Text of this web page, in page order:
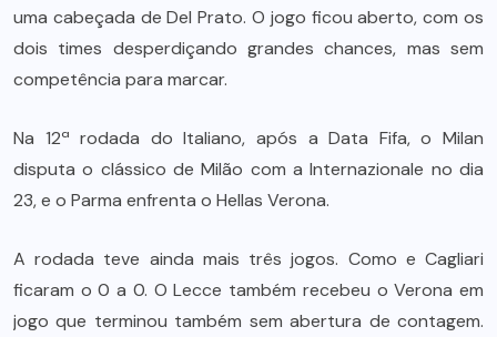
uma cabeçada de Del Prato. O jogo ficou aberto, com os
dois times desperdiçando grandes chances, mas sem
competência para marcar.
Na 12ª rodada do Italiano, após a Data Fifa, o Milan
disputa o clássico de Milão com a Internazionale no dia
23, e o Parma enfrenta o Hellas Verona.
A rodada teve ainda mais três jogos. Como e Cagliari
ficaram o 0 a 0. O Lecce também recebeu o Verona em
jogo que terminou também sem abertura de contagem.